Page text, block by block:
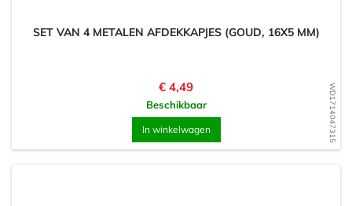
WD1714047315
SET VAN 4 METALEN AFDEKKAPJES (GOUD, 16X5 MM)
Prijs
€ 4,49
Beschikbaar
In winkelwagen